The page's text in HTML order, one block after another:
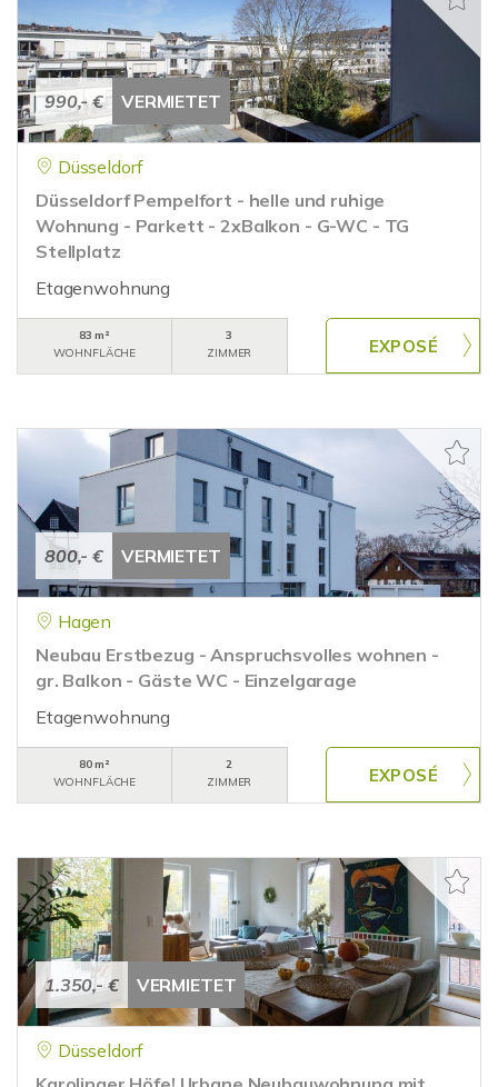
990,- € VERMIETET
Düsseldorf
Düsseldorf Pempelfort - helle und ruhige
Wohnung - Parkett - 2xBalkon - G-WC - TG
Stellplatz
Etagenwohnung
83 m²
WOHNFLÄCHE
3
ZIMMER
800,- € VERMIETET
Hagen
Neubau Erstbezug - Anspruchsvolles wohnen -
gr. Balkon - Gäste WC - Einzelgarage
Etagenwohnung
80 m²
WOHNFLÄCHE
2
ZIMMER
1.350,- € VERMIETET
Düsseldorf